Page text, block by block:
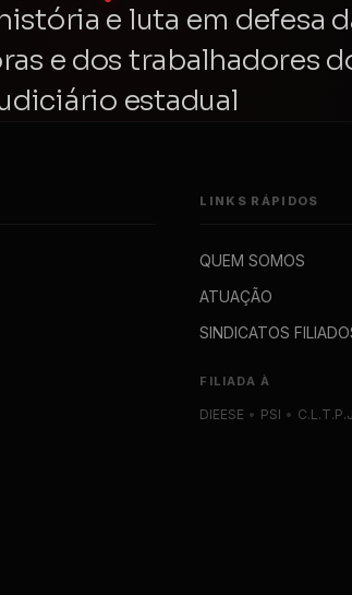
e luta em defesa
e dos trabalhadores
estadual
LINKS RÁPIDOS
QUEM SOMOS
ATUAÇÃO
SINDICATOS
FILIADA À
DIEESE • PSI • C.L.T.P.J